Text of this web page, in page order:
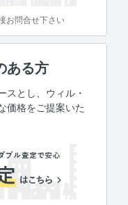
お問合せ下さい
ある方
スとし、ウィル・
価格をご提案いた